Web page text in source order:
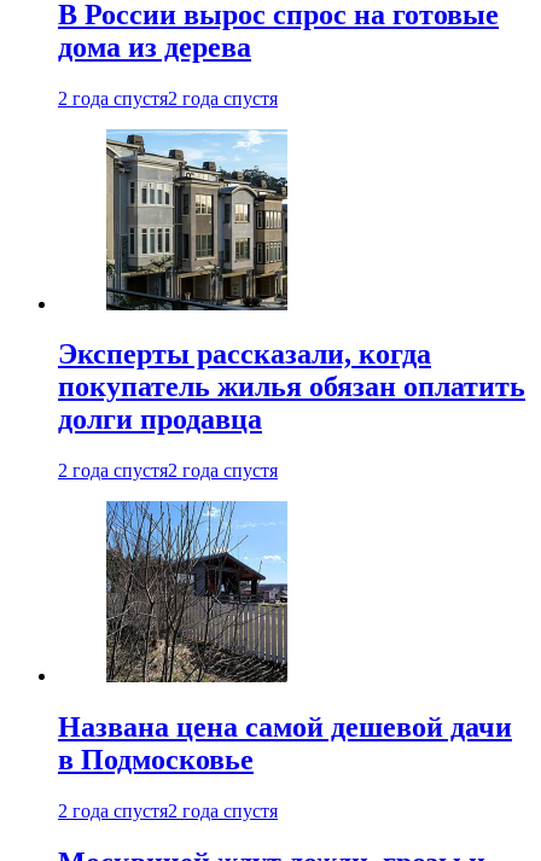
В России вырос спрос на готовые
дома из дерева
2 года спустя2 года спустя
Эксперты рассказали, когда
покупатель жилья обязан оплатить
долги продавца
2 года спустя2 года спустя
Названа цена самой дешевой дачи
в Подмосковье
2 года спустя2 года спустя